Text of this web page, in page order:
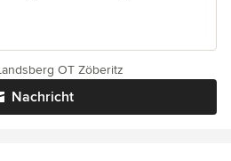
Nachricht
OT Zöberitz